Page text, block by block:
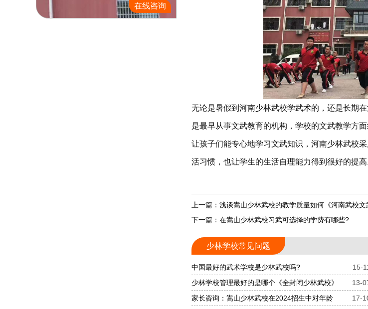
在线咨询
无论是暑假到河南少林武校学武术的，还是长期
是最早从事文武教育的机构，学校的文武教学方
让孩子们能专心地学习文武知识，河南少林武校
活习惯，也让学生的生活自理能力得到很好的提高
上一篇：浅谈嵩山少林武校的教学质量如何《河南武校文
下一篇：在嵩山少林武校习武可选择的学费有哪些?
少林学校常见问题
中国最好的武术学校是少林武校吗? 15-
少林学校管理最好的是哪个《全封闭少林武校》
13-
家长咨询：嵩山少林武校在2024招生中对年龄
17-